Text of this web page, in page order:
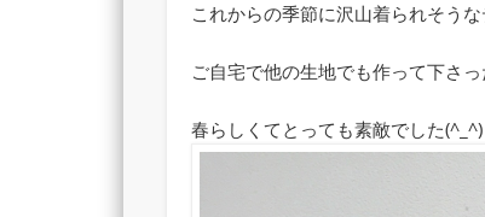
これからの季節に沢山着られそう
ご自宅で他の生地でも作って下さっ
春らしくてとっても素敵でした(^_^)